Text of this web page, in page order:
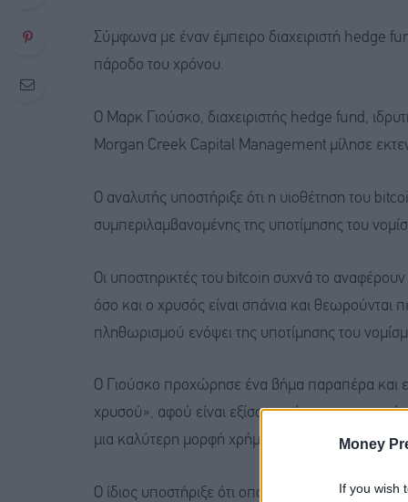
Money
If you wish
Σύμφωνα με έναν έμπειρο διαχειριστή hedge
πάροδο του χρόνου.
Ο Μαρκ Γιούσκο, διαχειριστής hedge fund,
Morgan Creek Capital Management μίλησε
Ο αναλυτής υποστήριξε ότι η υιοθέτηση του
συμπεριλαμβανομένης της υποτίμησης του
Οι υποστηρικτές του bitcoin συχνά το
όσο και ο χρυσός είναι σπάνια και θεωρούνται
πληθωρισμού ενόψει της υποτίμησης του
Ο Γιούσκο προχώρησε ένα βήμα παραπέρα και
χρυσού», αφού είναι εξίσου σπάνιο με το χρυσό
μια καλύτερη μορφή χρήματος και το χρήμα
Ο ίδιος υποστήριξε ότι οποιαδήποτε